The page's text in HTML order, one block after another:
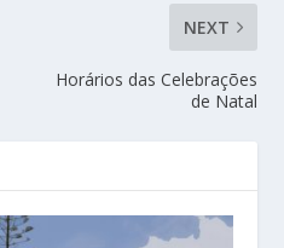
NEXT
Horários das Celebrações
de Natal